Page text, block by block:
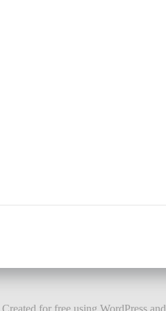
for free using WordPress and